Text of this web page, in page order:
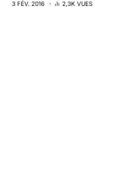
3 FÉV. 2016 2,3K VUES